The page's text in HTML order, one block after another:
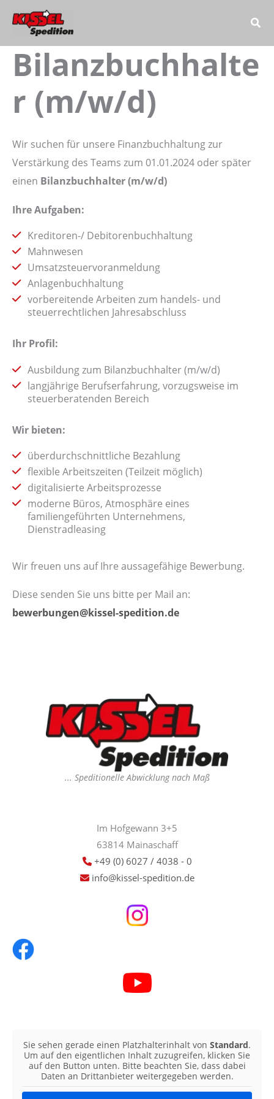
Inhalt
springen
Bilanzbuchhalte
r (m/w/d)
Wir suchen für unsere Finanzbuchhaltung zur
Verstärkung des Teams zum 01.01.2024 oder später
einen Bilanzbuchhalter (m/w/d)
Ihre Aufgaben:
Kreditoren-/ Debitorenbuchhaltung
Mahnwesen
Umsatzsteuervoranmeldung
Anlagenbuchhaltung
vorbereitende Arbeiten zum handels- und
steuerrechtlichen Jahresabschluss
Ihr Profil:
Ausbildung zum Bilanzbuchhalter (m/w/d)
langjährige Berufserfahrung, vorzugsweise im
steuerberatenden Bereich
Wir bieten:
überdurchschnittliche Bezahlung
flexible Arbeitszeiten (Teilzeit möglich)
digitalisierte Arbeitsprozesse
moderne Büros, Atmosphäre eines
familiengeführten Unternehmens,
Dienstradleasing
Wir freuen uns auf Ihre aussagefähige Bewerbung.
Diese senden Sie uns bitte per Mail an:
bewerbungen@kissel-spedition.de
... Speditionelle Abwicklung nach Maß
Im Hofgewann 3+5
63814 Mainaschaff
+49 (0) 6027 / 4038 - 0
info@kissel-spedition.de
Sie sehen gerade einen Platzhalterinhalt von Standard.
Um auf den eigentlichen Inhalt zuzugreifen, klicken Sie
auf den Button unten. Bitte beachten Sie, dass dabei
Daten an Drittanbieter weitergegeben werden.